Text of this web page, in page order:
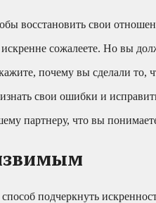
восстановить свои
сожалеете. Но вы
почему вы сделали то,
свои ошибки и
партнеру, что вы
подчеркнуть